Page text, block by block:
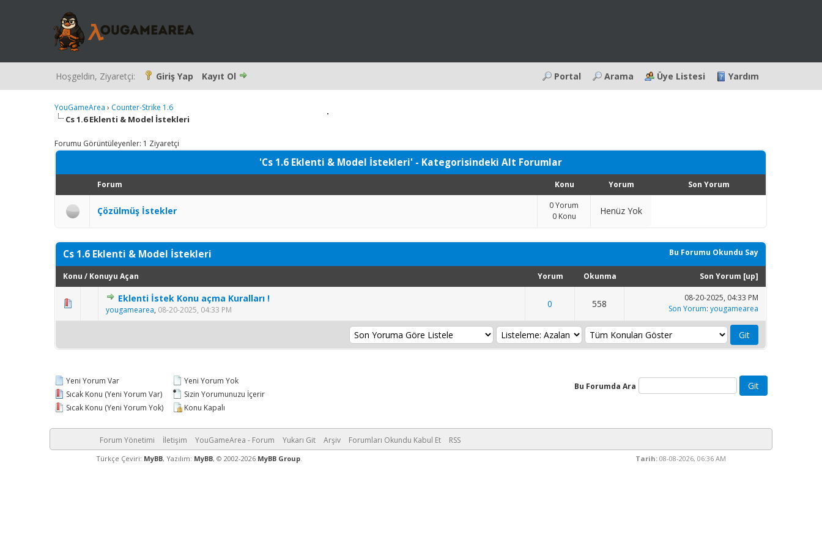
Portal Arama Üye Listesi Yardım
Hoşgeldin, Ziyaretçi: Giriş Yap Kayıt Ol
YouGameArea › Counter-Strike 1.6
Cs 1.6 Eklenti & Model İstekleri
Forumu Görüntüleyenler: 1 Ziyaretçi
'Cs 1.6 Eklenti & Model İstekleri' - Kategorisindeki Alt Forumlar
Forum Konu Yorum Son Yorum
Çözülmüş İstekler 0 Yorum
0 Konu Henüz Yok
Bu Forumu Okundu Say
Cs 1.6 Eklenti & Model İstekleri
Konu / Konuyu Açan Yorum Okunma Son Yorum [up]
Eklenti İstek Konu açma Kuralları !
yougamearea, 08-20-2025, 04:33 PM
0 558
08-20-2025, 04:33 PM
Son Yorum:yougamearea
Yeni Yorum Var
Sıcak Konu (Yeni Yorum Var)
Sıcak Konu (Yeni Yorum Yok)
Yeni Yorum Yok
Sizin Yorumunuzu İçerir
Konu Kapalı
Bu Forumda Ara
Forum Yönetimi İletişim YouGameArea - Forum Yukarı Git Arşiv Forumları Okundu Kabul Et RSS
Tarih: 08-08-2026, 06:36 AM
Türkçe Çeviri: MyBB, Yazılım: MyBB, © 2002-2026 MyBB Group.